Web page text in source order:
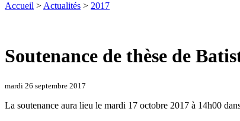
Accueil > Actualités > 2017
Soutenance de thèse de
mardi 26 septembre 2017
La soutenance aura lieu le mardi 17 octobre 2017 à 14h00